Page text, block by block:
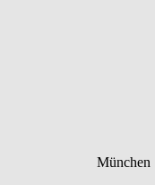
München